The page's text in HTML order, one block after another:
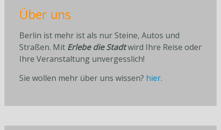
Über uns
Berlin ist mehr ist als nur Steine, Autos und
Straßen. Mit Erlebe die Stadtwird Ihre Reise oder
Ihre Veranstaltung unvergesslich!
Sie wollen mehr über uns wissen? hier.